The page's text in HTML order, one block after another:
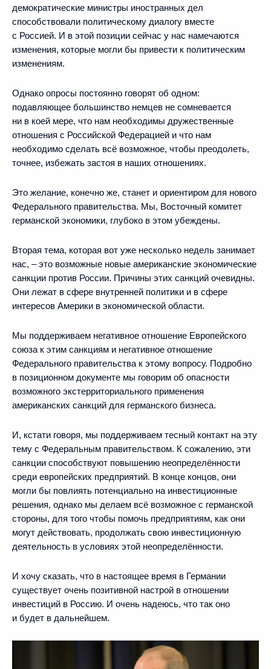
демократические министры иностранных дел
способствовали политическому диалогу вместе
с Россией. И в этой позиции сейчас у нас намечаются
изменения, которые могли бы привести к политическим
изменениям.
Однако опросы постоянно говорят об одном:
подавляющее большинство немцев не сомневается
ни в коей мере, что нам необходимы дружественные
отношения с Российской Федерацией и что нам
необходимо сделать всё возможное, чтобы преодолеть,
точнее, избежать застоя в наших отношениях.
Это желание, конечно же, станет и ориентиром для нового
Федерального правительства. Мы, Восточный комитет
германской экономики, глубоко в этом убеждены.
Вторая тема, которая вот уже несколько недель занимает
нас, – это возможные новые американские экономические
санкции против России. Причины этих санкций очевидны.
Они лежат в сфере внутренней политики и в сфере
интересов Америки в экономической области.
Мы поддерживаем негативное отношение Европейского
союза к этим санкциям и негативное отношение
Федерального правительства к этому вопросу. Подробно
в позиционном документе мы говорим об опасности
возможного экстерриториального применения
американских санкций для германского бизнеса.
И, кстати говоря, мы поддерживаем тесный контакт на эту
тему с Федеральным правительством. К сожалению, эти
санкции способствуют повышению неопределённости
среди европейских предприятий. В конце концов, они
могли бы повлиять потенциально на инвестиционные
решения, однако мы делаем всё возможное с германской
стороны, для того чтобы помочь предприятиям, как они
могут действовать, продолжать свою инвестиционную
деятельность в условиях этой неопределённости.
И хочу сказать, что в настоящее время в Германии
существует очень позитивной настрой в отношении
инвестиций в Россию. И очень надеюсь, что так оно
и будет в дальнейшем.